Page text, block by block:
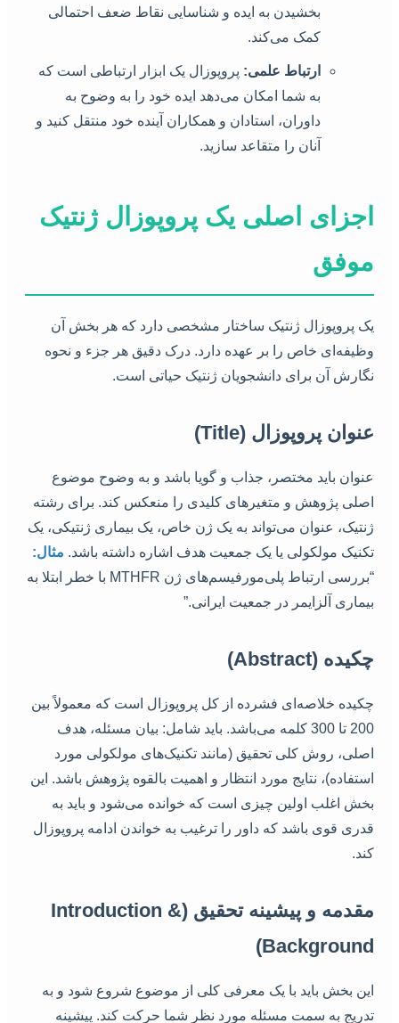
بخشیدن به ایده و شناسایی نقاط ضعف احتمالی
کمک می‌کند.
ارتباط علمی: پروپوزال یک ابزار ارتباطی است که
به شما امکان می‌دهد ایده خود را به وضوح به
داوران، استادان و همکاران آینده خود منتقل کنید و
آنان را متقاعد سازید.
اجزای اصلی یک پروپوزال ژنتیک
موفق
یک پروپوزال ژنتیک ساختار مشخصی دارد که هر بخش آن
وظیفه‌ای خاص را بر عهده دارد. درک دقیق هر جزء و نحوه
نگارش آن برای دانشجویان ژنتیک حیاتی است.
عنوان پروپوزال (Title)
عنوان باید مختصر، جذاب و گویا باشد و به وضوح موضوع
اصلی پژوهش و متغیرهای کلیدی را منعکس کند. برای رشته
ژنتیک، عنوان می‌تواند به یک ژن خاص، یک بیماری ژنتیکی، یک
تکنیک مولکولی یا یک جمعیت هدف اشاره داشته باشد. مثال:
“بررسی ارتباط پلی‌مورفیسم‌های ژن MTHFR با خطر ابتلا به
بیماری آلزایمر در جمعیت ایرانی.”
چکیده (Abstract)
چکیده خلاصه‌ای فشرده از کل پروپوزال است که معمولاً بین
200 تا 300 کلمه می‌باشد. باید شامل: بیان مسئله، هدف
اصلی، روش کلی تحقیق (مانند تکنیک‌های مولکولی مورد
استفاده)، نتایج مورد انتظار و اهمیت بالقوه پژوهش باشد. این
بخش اغلب اولین چیزی است که خوانده می‌شود و باید به
قدری قوی باشد که داور را ترغیب به خواندن ادامه پروپوزال
کند.
مقدمه و پیشینه تحقیق (Introduction &
Background)
این بخش باید با یک معرفی کلی از موضوع شروع شود و به
تدریج به سمت مسئله مورد نظر شما حرکت کند. پیشینه